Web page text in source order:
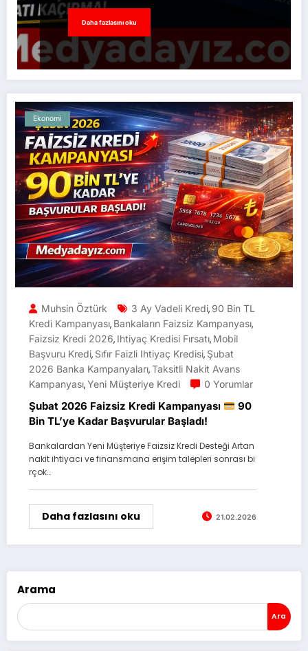
Daha fazlasını oku
Ekonomi
Muhsin Öztürk 3 Ay Vadeli Kredi, 90 Bin TL
Kredi Kampanyası, Bankaların Faizsiz Kampanyası,
Faizsiz Kredi 2026, Ihtiyaç Kredisi Fırsatı, Mobil
Başvuru Kredi, Sıfır Faizli Ihtiyaç Kredisi, Şubat
2026 Banka Kampanyaları,Taksitli Nakit Avans
Kampanyası,Yeni Müşteriye Kredi 0 Yorumlar
Şubat 2026 Faizsiz Kredi Kampanyası
90
Bin TL’ye Kadar Başvurular Başladı!
Bankalardan Yeni Müşteriye Faizsiz Kredi Desteği Artan
nakit ihtiyacı ve finansmana erişim talepleri sonrası bi
rçok…
Daha fazlasını oku 21.02.2026
Arama
Ara